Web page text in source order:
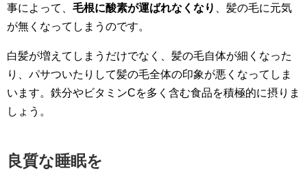
事によって、 毛根に酸素が運ばれなくなり
、髪の毛に元気
が無くなってしまうのです。
白髪が増えてしまうだけでなく、髪の毛自体が細くなった
り、パサついたりして髪の毛全体の印象が悪くなってしま
います。鉄分やビタミンCを多く含む食品を積極的に摂りま
しょう。
良質な睡眠を